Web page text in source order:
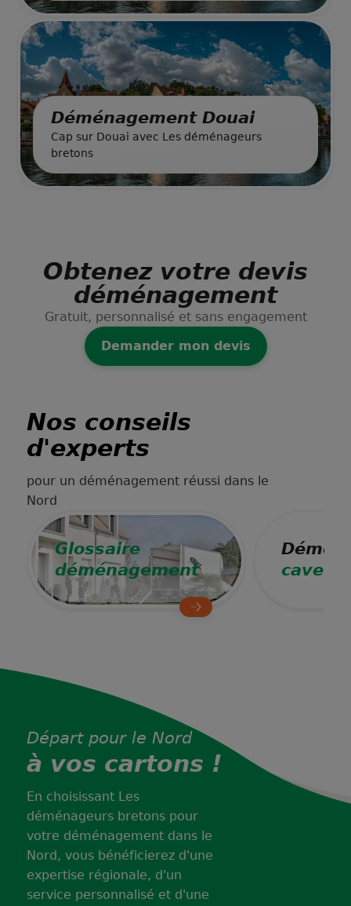
Déménagement Douai
Cap sur Douai avec Les déménageurs
bretons
Obtenez votre devis
déménagement
Gratuit, personnalisé et sans engagement
Demander mon devis
Nos conseils
d'experts
pour un déménagement réussi dans le
Nord
Glossaire
déménagement
cave à
Départ pour le Nord
à vos cartons !
En choisissant Les
déménageurs bretons pour
votre déménagement dans le
Nord, vous bénéficierez d'une
expertise régionale, d'un
service personnalisé et d'une